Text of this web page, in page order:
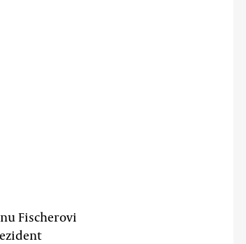
Fischerovi